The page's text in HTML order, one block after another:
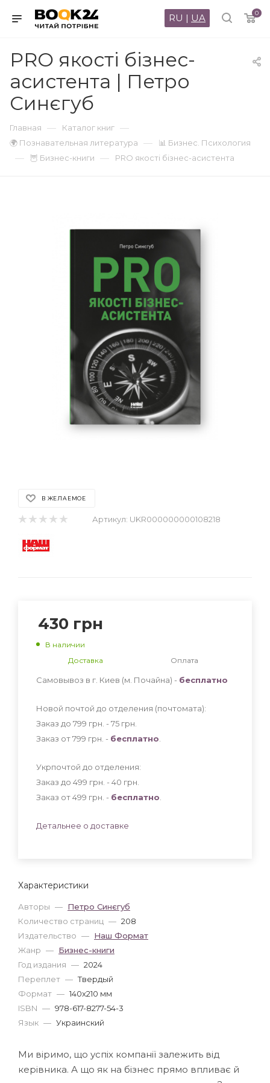
0
RU | UA
PRO якості бізнес-
асистента | Петро
Синєгуб
Главная — Каталог книг —
🌍 Познавательная литература — 📊 Бизнес. Психология
— 🦉 Бизнес-книги — PRO якості бізнес-асистента
В ЖЕЛАЕМОЕ
Артикул: UKR000000000108218
Характеристики
Авторы — Петро Синєгуб
Количество страниц — 208
Издательство — Наш Формат
Жанр — Бизнес-книги
Год издания — 2024
Переплет — Твердый
Формат — 140x210 мм
ISBN — 978-617-8277-54-3
Язык — Украинский
430 грн
В наличии
Доставка
Оплата
Самовывоз в г. Киев (м. Почайна) - бесплатно
Новой почтой до отделения (почтомата):
Заказ до 799 грн. - 75 грн
Заказ от 799 грн. - бесплатно
Укрпочтой до отделения:
Заказ до 499 грн. - 40 грн
Заказ от 499 грн. - бесплатно
Детальнее о доставке
Ми віримо, що успіх компанії залежить від
керівника. А що як на бізнес прямо впливає й